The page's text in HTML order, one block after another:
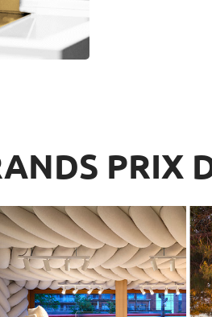
PRIX